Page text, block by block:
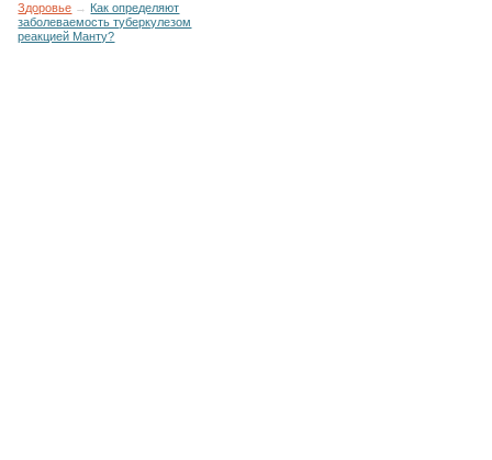
Здоровье → Как определяют
заболеваемость туберкулезом
реакцией Манту?